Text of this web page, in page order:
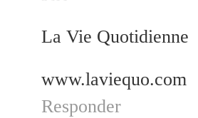
La Vie Quotidienne
www.laviequo.com
Responder